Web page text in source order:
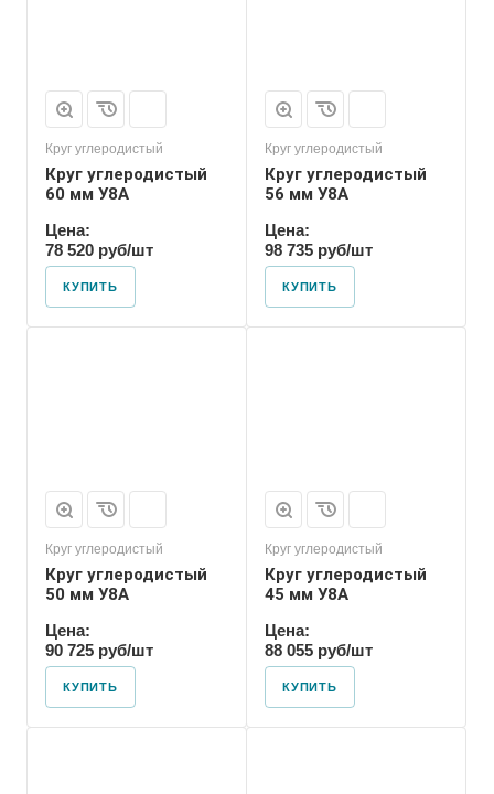
Круг углеродистый
Круг углеродистый
60 мм У8А
Цена:
78 520 руб/шт
КУПИТЬ
Круг углеродистый
Круг углеродистый
56 мм У8А
Цена:
98 735 руб/шт
КУПИТЬ
Круг углеродистый
Круг углеродистый
50 мм У8А
Цена:
90 725 руб/шт
КУПИТЬ
Круг углеродистый
Круг углеродистый
45 мм У8А
Цена:
88 055 руб/шт
КУПИТЬ